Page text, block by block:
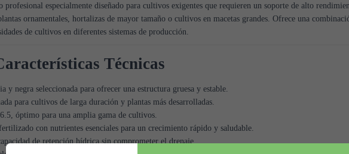
profesional especialmente diseñado para cultivos exigentes que requieren un soporte de alto
ornamentales, hortalizas de mayor tamaño o cultivos en macetas grandes. Ofrece una
de cultivos en diferentes sistemas de producción.
Técnicas
y negra seleccionada para ofrecer una estructura gruesa y estable.
para cultivos de larga duración y plantas más desarrolladas.
óptimo para una amplia gama de cultivos.
con nutrientes esenciales para un crecimiento rápido y saludable.
de retención hídrica sin comprometer el drenaje.